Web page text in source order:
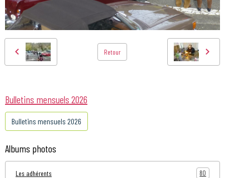
Retour
Bulletins mensuels 2026
Bulletins mensuels 2026
Albums photos
Les adhérents 80